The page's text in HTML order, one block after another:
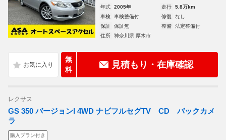
年式 2005年 走行
5.8万km
車検
車検整備付 修復
なし
保証
保証無 整備
法定整備付
住所
神奈川県 厚木市
無
料
見積もり・在庫確認
レクサス
GS 350 バージョンI 4WD ナビフルセグTV CD バックカメ
ラ
購入プラン付き